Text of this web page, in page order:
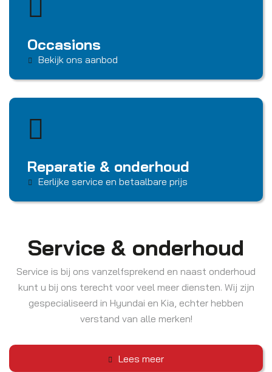
Occasions
Bekijk ons aanbod
Reparatie & onderhoud
Eerlijke service en betaalbare prijs
Service & onderhoud
Service is bij ons vanzelfsprekend en naast onderhoud
kunt u bij ons terecht voor veel meer diensten. Wij zijn
gespecialiseerd in Hyundai en Kia, echter hebben
verstand van alle merken!
Lees meer